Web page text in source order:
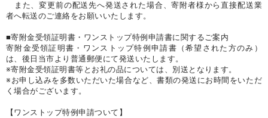
また、変更前の配送先へ発送された場合、寄附者様から直接配送業
者へ転送のご連絡をお願いいたします。
■寄附金受領証明書・ワンストップ特例申請書に関するご案内
寄附金受領証明書・ワンストップ特例申請書（希望された方のみ）
は、後日当市より普通郵便にて発送いたします。
※寄附金受領証明書等とお礼の品については、別送となります。
※お申し込みを多数いただいた場合など、書類の発送にお時間をいただ
く場合がございます。
【ワンストップ特例申請ついて】